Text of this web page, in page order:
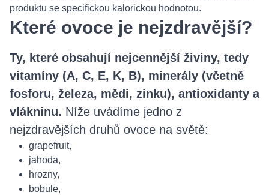
produktu se specifickou kalorickou hodnotou.
Které ovoce je nejzdravější?
Ty, které obsahují nejcennější živiny, tedy
vitamíny (A, C, E, K, B), minerály (včetně
fosforu, železa, mědi, zinku), antioxidanty a
vlákninu. Níže uvádíme jedno z
nejzdravějších druhů ovoce na světě:
grapefruit,
jahoda,
hrozny,
bobule,